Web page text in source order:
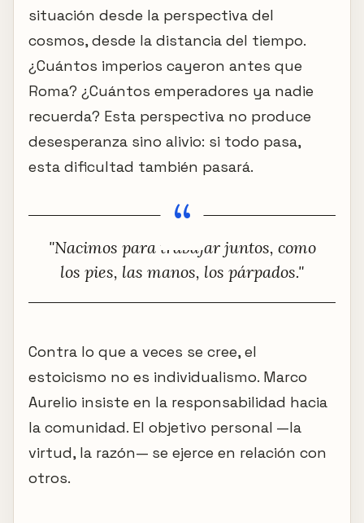
situación desde la perspectiva del
cosmos, desde la distancia del tiempo.
¿Cuántos imperios cayeron antes que
Roma? ¿Cuántos emperadores ya nadie
recuerda? Esta perspectiva no produce
desesperanza sino alivio: si todo pasa,
esta dificultad también pasará.
"Nacimos para trabajar juntos, como
los pies, las manos, los párpados."
Contra lo que a veces se cree, el
estoicismo no es individualismo. Marco
Aurelio insiste en la responsabilidad hacia
la comunidad. El objetivo personal —la
virtud, la razón— se ejerce en relación con
otros.